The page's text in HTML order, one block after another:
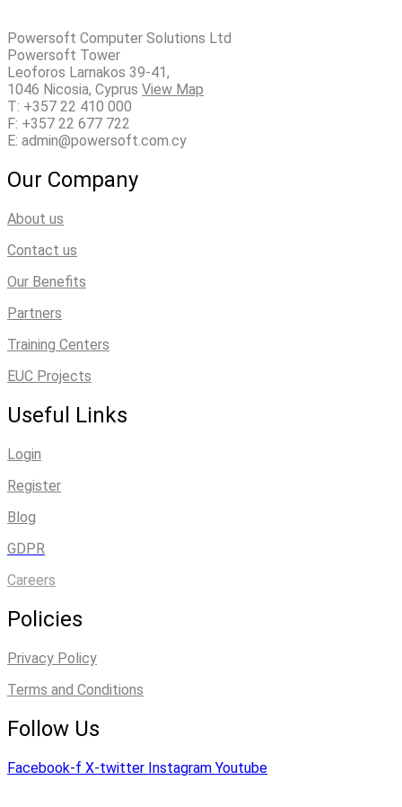
Powersoft Computer Solutions Ltd
Powersoft Tower
Leoforos Larnakos 39-41,
1046 Nicosia, Cyprus View Map
T: +357 22 410 000
F: +357 22 677 722
E: admin@powersoft.com.cy
Our Company
About us
Contact us
Our Benefits
Partners
Training Centers
EUC Projects
Useful Links
Login
Register
Blog
GDPR
Careers
Policies
Privacy Policy
Terms and Conditions
Follow Us
Facebook-f X-twitter Instagram Youtube